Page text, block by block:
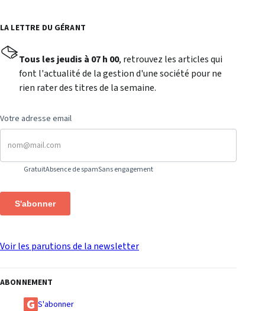
LA LETTRE DU GÉRANT
Tous les jeudis à 07 h 00, retrouvez les articles qui
font l'actualité de la gestion d'une société pour ne
rien rater des titres de la semaine.
Votre adresse email
GratuitAbsence de spamSans engagement
S'abonner
Voir les parutions de la newsletter
ABONNEMENT
S'abonner